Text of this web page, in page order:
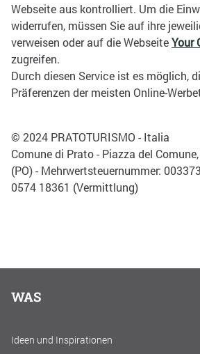
Webseite aus kontrolliert. Um die
widerrufen, müssen Sie auf ihre
verweisen oder auf die WebseiteYour
zugreifen.
Durch diesen Service ist es möglich,
Präferenzen der meisten Online-
© 2024 PRATOTURISMO - Italia
Comune di Prato - Piazza del
(PO) - Mehrwertsteuernummer:
0574 18361 (Vermittlung)
WAS
Ideen und Inspirationen